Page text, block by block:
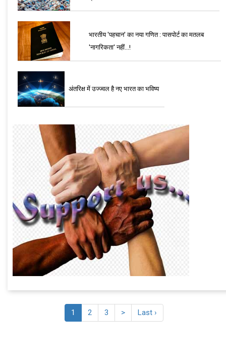
भारतीय 'पहचान' का नया गणित : पासपोर्ट का मतलब
'नागरिकता' नहीं...!
अंतरिक्ष में उज्ज्वल है नए भारत का भविष्य
1 2 3 > Last ›